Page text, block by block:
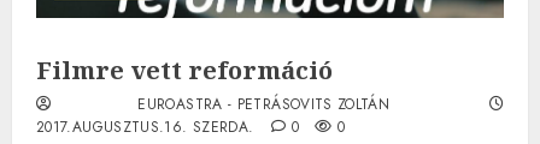
Filmre vett reformáció
EUROASTRA - PETRÁSOVITS ZOLTÁN
2017.AUGUSZTUS.16. SZERDA.
0 0